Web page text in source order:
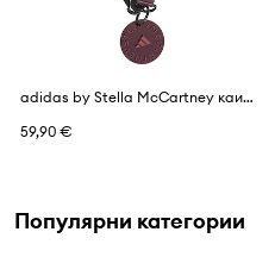
adidas by Stella McCartney каишка дамска
59,90 €
Популярни категории